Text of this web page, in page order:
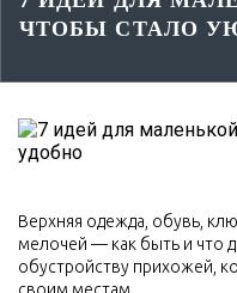
ЧТОБЫ СТАЛО
Верхняя одежда, обувь,
мелочей — как быть и что
обустройству прихожей,
своим местам.